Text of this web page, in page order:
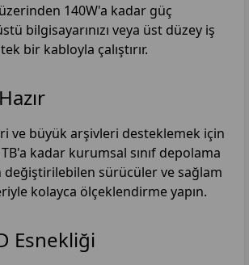
140W'a kadar güç
bilgisayarınızı veya üst düzey iş
bir kabloyla çalıştırır.
ve büyük arşivleri desteklemek için
kadar kurumsal sınıf depolama
değiştirilebilen sürücüler ve sağlam
kolayca ölçeklendirme yapın.
Esnekliği